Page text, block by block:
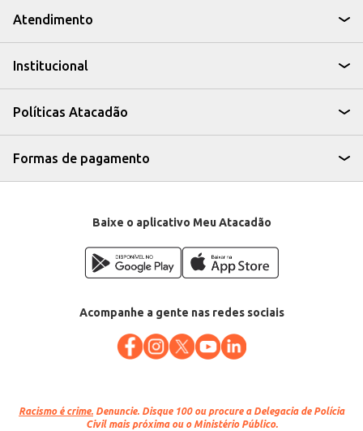
Atendimento
Institucional
Políticas Atacadão
Formas de pagamento
Baixe o aplicativo Meu Atacadão
Acompanhe a gente nas redes sociais
Racismo é crime. Denuncie. Disque 100 ou procure a Delegacia de Polícia
Civil mais próxima ou o Ministério Público.